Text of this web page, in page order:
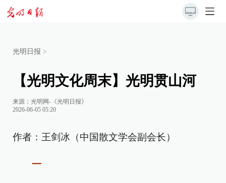
光明日报 >
【光明文化周末】光明贯山河
来源： 光明网-《光明日报》
2026-06-05 05:20
作者：王剑冰（中国散文学会副会长）
一